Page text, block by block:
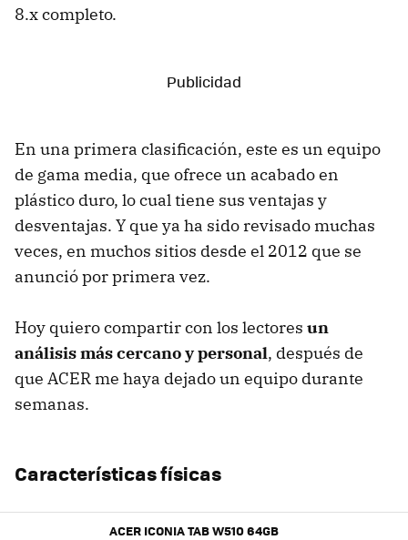
8.x completo.
En una primera clasificación, este es un equipo
de gama media, que ofrece un acabado en
plástico duro, lo cual tiene sus ventajas y
desventajas. Y que ya ha sido revisado muchas
veces, en muchos sitios desde el 2012 que se
anunció por primera vez.
Hoy quiero compartir con los lectores un
análisis más cercano y personal, después de
que ACER me haya dejado un equipo durante
semanas.
Características físicas
ACER ICONIA TAB W510 64GB